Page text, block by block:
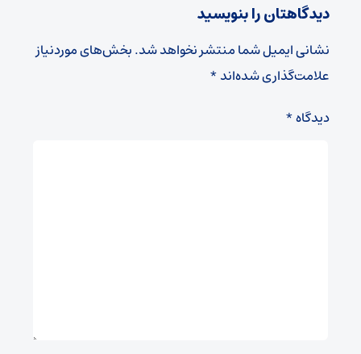
دیدگاهتان را بنویسید
نشانی ایمیل شما منتشر نخواهد شد.بخش‌های موردنیاز
علامت‌گذاری شده‌اند*
دیدگاه*